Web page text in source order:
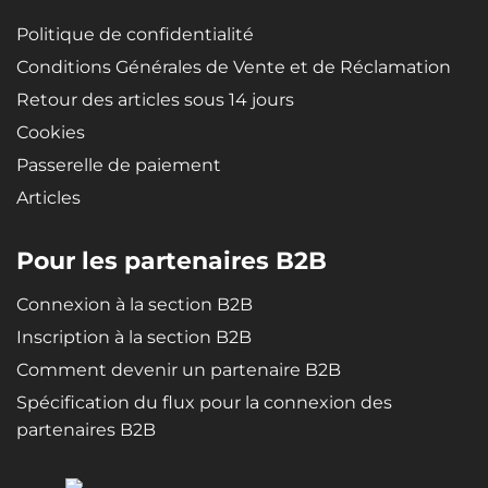
Politique de confidentialité
Conditions Générales de Vente et de Réclamation
Retour des articles sous 14 jours
Cookies
Passerelle de paiement
Articles
Pour les partenaires B2B
Connexion à la section B2B
Inscription à la section B2B
Comment devenir un partenaire B2B
Spécification du flux pour la connexion des
partenaires B2B